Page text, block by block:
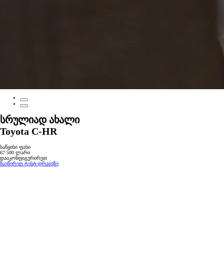
სრულიად ახალი
Toyota C-HR
საწყისი ფასი
67 500 ლარი
დააკონფიგურირეთ
ჩაეწერეთ ტესტ-დრაივზე